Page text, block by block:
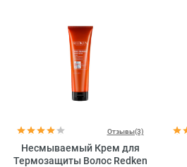
Отзывы(3)
Несмываемый Крем для
Термозащиты Волос Redken